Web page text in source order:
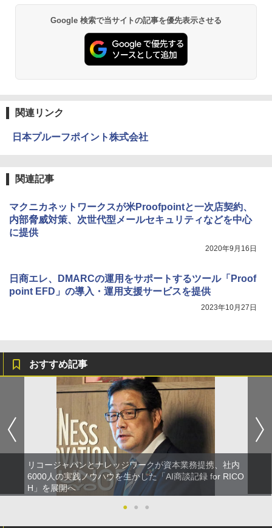
Google 検索で当サイトの記事を優先表示させる
関連リンク
日本プルーフポイント株式会社
関連記事
マクニカネットワークスが米Proofpointと一次店契約、
内部脅威対策、次世代型メールセキュリティなどを中心
に提供
2020年9月16日
日商エレ、DMARCの運用をサポートするツール「Proof
point EFD」の導入・運用支援サービスを提供
2023年10月27日
おすすめ記事
リコージャパンとナレッジワークが資本業務提携、社内
6000人の実践ノウハウを生かした「AI商談記録 for RICO
H」を展開へ
●
● ●